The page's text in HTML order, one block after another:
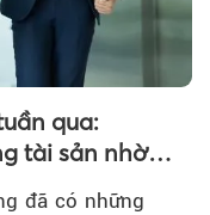
Theo
qua:
tài sản nhờ
đã có những